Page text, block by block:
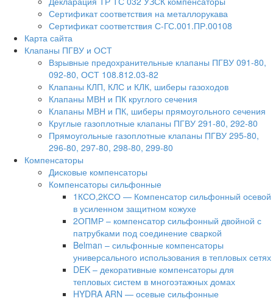
Сертификат соответствия на металлорукава
Сертификат соответствия С-ГС.001.ПР.00108
Карта сайта
Клапаны ПГВУ и ОСТ
Взрывные предохранительные клапаны ПГВУ 091-80,
092-80, ОСТ 108.812.03-82
Клапаны КЛП, КЛС и КЛК, шиберы газоходов
Клапаны МВН и ПК круглого сечения
Клапаны МВН и ПК, шиберы прямоугольного сечения
Круглые газоплотные клапаны ПГВУ 291-80, 292-80
Прямоугольные газоплотные клапаны ПГВУ 295-80,
296-80, 297-80, 298-80, 299-80
Компенсаторы
Дисковые компенсаторы
Компенсаторы сильфонные
1КСО,2КСО — Компенсатор сильфонный осевой
в усиленном защитном кожухе
2ОПМР – компенсатор сильфонный двойной с
патрубками под соединение сваркой
Belman – сильфонные компенсаторы
универсального использования в тепловых сетях
DEK – декоративные компенсаторы для
тепловых систем в многоэтажных домах
HYDRA ARN — осевые сильфонные